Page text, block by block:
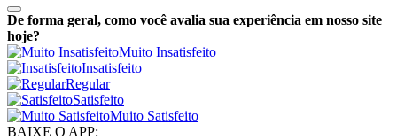
De forma geral, como você avalia sua experiência em nosso site
hoje?
Muito Insatisfeito
Insatisfeito
Regular
Satisfeito
Muito Satisfeito
BAIXE O APP: